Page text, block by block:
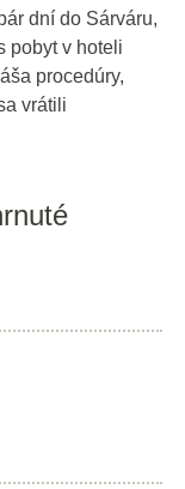
dní do Sárváru,
pobyt v hoteli
procedúry,
vrátili